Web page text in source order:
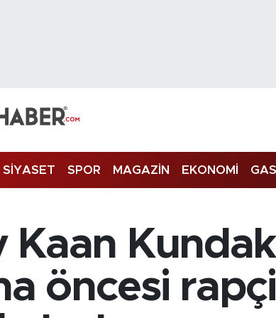
SİYASET SPOR MAGAZİN EKONOMİ
Kaan
öncesi